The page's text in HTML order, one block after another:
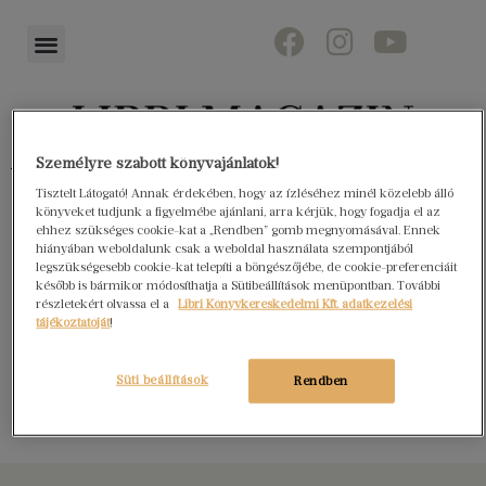
Könyvektől az olvasókig
Stay Brutal! – 21
metáldal – 21 írás a
metálról
Személyre szabott könyvajánlatok!
Tisztelt Látogató! Annak érdekében, hogy az ízléséhez minél közelebb álló
könyveket tudjunk a figyelmébe ajánlani, arra kérjük, hogy fogadja el az
ehhez szükséges cookie-kat a „Rendben” gomb megnyomásával. Ennek
hiányában weboldalunk csak a weboldal használata szempontjából
legszükségesebb cookie-kat telepíti a böngészőjébe, de cookie-preferenciáit
később is bármikor módosíthatja a Sütibeállítások menüpontban. További
részletekért olvassa el a
Libri Könyvkereskedelmi Kft. adatkezelési
tájékoztatóját!
Rendben
Süti beállítások